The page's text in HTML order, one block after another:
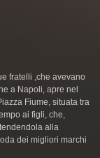
fratelli ,che avevano
a Napoli, apre nel
Fiume, situata tra
ai figli, che,
alla
dei migliori marchi